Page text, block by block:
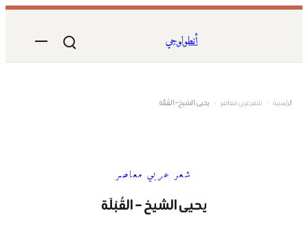
المحتوى
أنطولوجي
الرئيسية › شعر عربي معاصر › يحيى الشيخ – القُبْلَة
شعر عربي معاصر
يحيى الشيخ – القُبْلَة